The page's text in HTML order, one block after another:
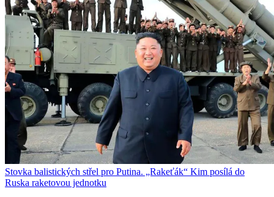
Stovka balistických střel pro Putina. „Rakeťák“ Kim posílá do
Ruska raketovou jednotku